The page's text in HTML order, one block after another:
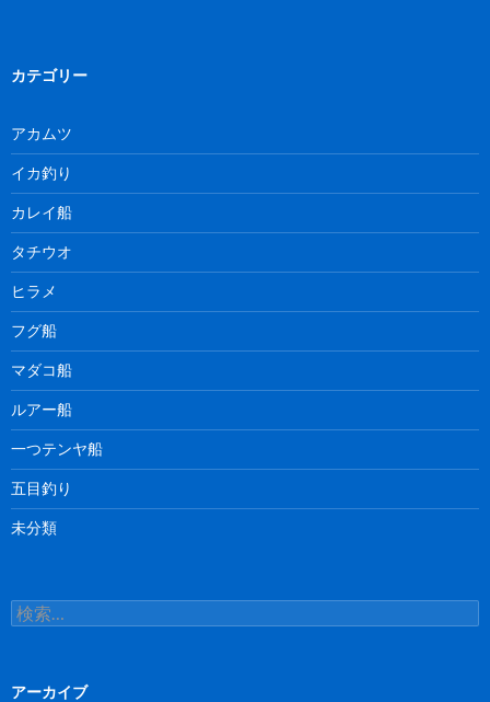
カテゴリー
アカムツ
イカ釣り
カレイ船
タチウオ
ヒラメ
フグ船
マダコ船
ルアー船
一つテンヤ船
五目釣り
未分類
検
索:
アーカイブ